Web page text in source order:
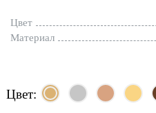
Цвет
Материал
Цвет: